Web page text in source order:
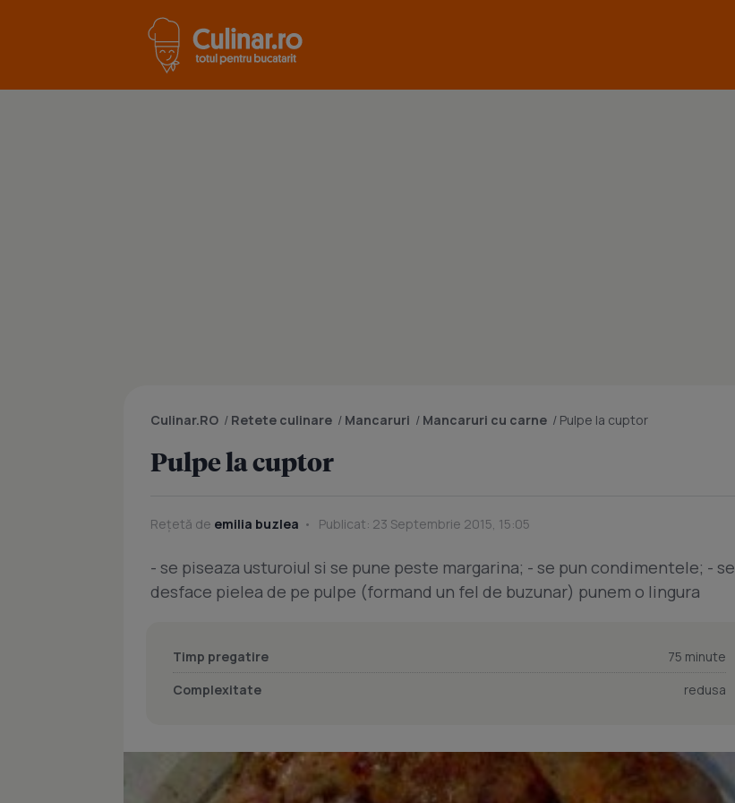
Culinar.RO / Retete culinare / Mancaruri / Mancaruri cu carne / Pulpe la cuptor
Pulpe la cuptor
Rețetă de emilia buzlea Publicat: 23 Septembrie 2015, 15:05
- se piseaza usturoiul si se pune peste margarina; - se pun condimentele; - se
desface pielea de pe pulpe (formand un fel de buzunar) punem o lingura
Timp pregatire
75 minute
Complexitate
redusa